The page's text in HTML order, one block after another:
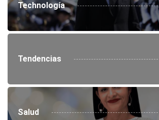
Technología
Tendencias
Salud